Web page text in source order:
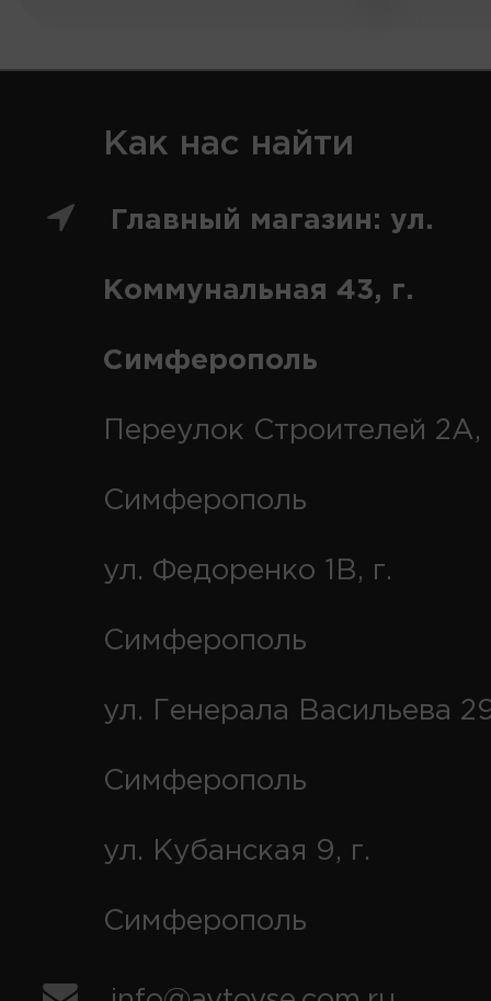
Как нас найти
Главный магазин: ул.
Коммунальная 43, г.
Симферополь
Переулок Строителей 2А,
Симферополь
ул. Федоренко 1В, г.
Симферополь
ул. Генерала Васильева
Симферополь
ул. Кубанская 9, г.
Симферополь